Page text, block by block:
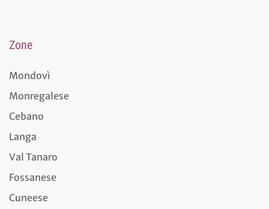
Zone
Mondovì
Monregalese
Cebano
Langa
Val Tanaro
Fossanese
Cuneese